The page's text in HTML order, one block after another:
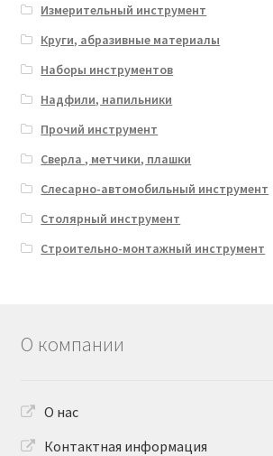
Измерительный инструмент
Круги, абразивные материалы
Наборы инструментов
Надфили, напильники
Прочий инструмент
Сверла , метчики, плашки
Слесарно-автомобильный инструмент
Столярный инструмент
Строительно-монтажный инструмент
О компании
О нас
Контактная информация